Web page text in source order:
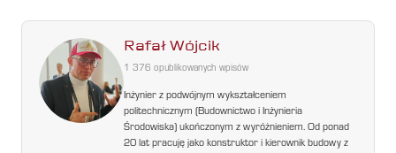
Rafał Wójcik
1 376 opublikowanych wpisów
Inżynier z podwójnym wykształceniem
politechnicznym (Budownictwo i Inżynieria
Środowiska) ukończonym z wyróżnieniem. Od ponad
20 lat pracuję jako konstruktor i kierownik budowy z